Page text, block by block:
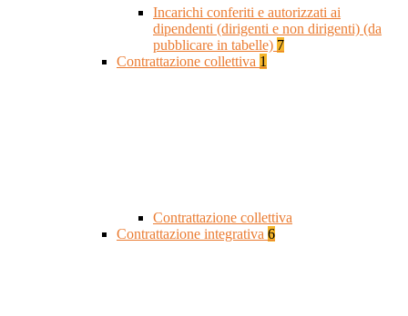
Incarichi conferiti e autorizzati ai
dipendenti (dirigenti e non dirigenti) (da
pubblicare in tabelle) 7
Contrattazione collettiva 1
Contrattazione collettiva
Contrattazione integrativa 6